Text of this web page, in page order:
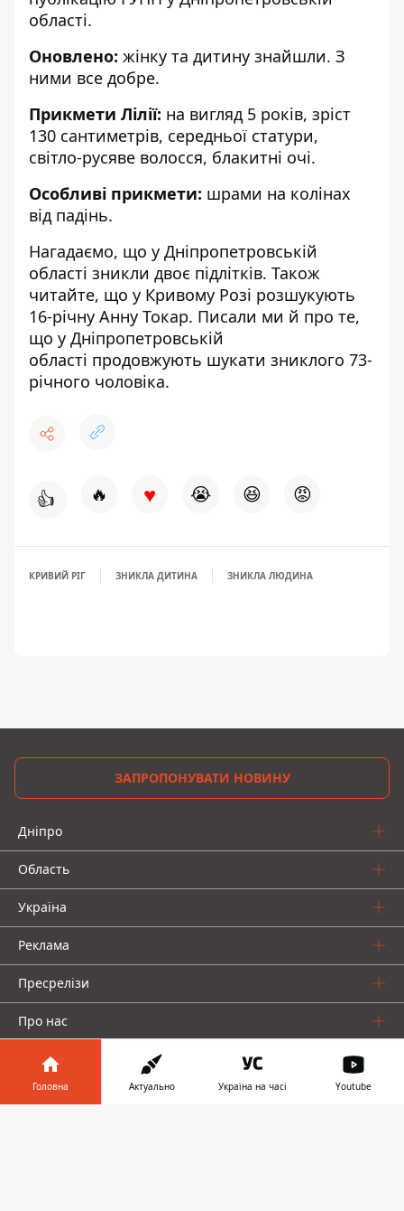
області.
Оновлено: жінку та дитину знайшли. З
ними все добре.
Прикмети Лілії: на вигляд 5 років, зріст
130 сантиметрів, середньої статури,
світло-русяве волосся, блакитні очі.
Особливі прикмети: шрами на колінах
від падінь.
Нагадаємо, що у Дніпропетровській
області зникли двоє підлітків. Також
читайте, що у Кривому Розі розшукують
16-річну Анну Токар. Писали ми й про те,
що у Дніпропетровській
області продовжують шукати зниклого 73-
річного чоловіка.
👍 🔥 ♥ 😭 😆 😡
КРИВИЙ РІГ ЗНИКЛА ДИТИНА ЗНИКЛА ЛЮДИНА
ЗАПРОПОНУВАТИ НОВИНУ
Дніпро
Область
Україна
Реклама
Пресрелізи
Про нас
Головна Актуально Україна на часі Youtube